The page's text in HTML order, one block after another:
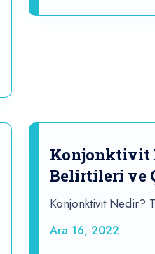
Konjonktivit
Belirtileri ve
Konjonktivit Nedir?
Ara 16, 2022